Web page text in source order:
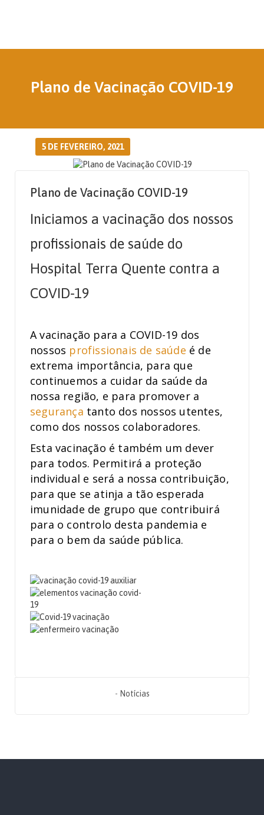
Plano de Vacinação COVID-19
5 DE FEVEREIRO, 2021
Plano de Vacinação COVID-19
Iniciamos a vacinação dos nossos
profissionais de saúde do
Hospital Terra Quente contra a
COVID-19
A vacinação para a COVID-19 dos
nossos profissionais de saúde é de
extrema importância, para que
continuemos a cuidar da saúde da
nossa região, e para promover a
segurança tanto dos nossos utentes,
como dos nossos colaboradores.
Esta vacinação é também um dever
para todos. Permitirá a proteção
individual e será a nossa contribuição,
para que se atinja a tão esperada
imunidade de grupo que contribuirá
para o controlo desta pandemia e
para o bem da saúde pública.
- Notícias